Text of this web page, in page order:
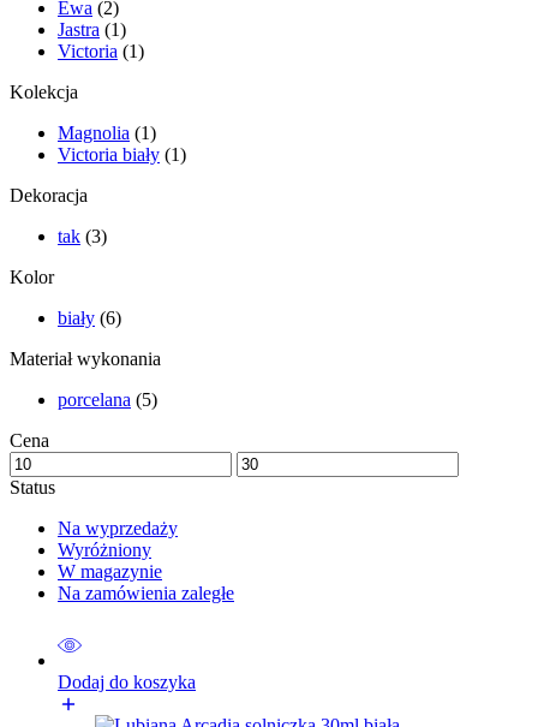
Ewa (2)
Jastra (1)
Victoria (1)
Kolekcja
Magnolia (1)
Victoria biały (1)
Dekoracja
tak (3)
Kolor
biały (6)
Materiał wykonania
porcelana (5)
Cena
Status
Na wyprzedaży
Wyróżniony
W magazynie
Na zamówienia zaległe
Dodaj do koszyka